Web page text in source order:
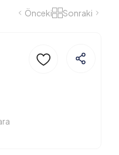
Önceki Sonraki